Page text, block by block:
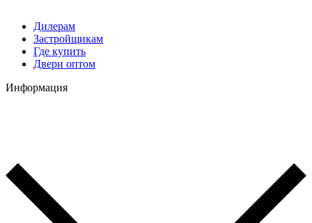
Дилерам
Застройщикам
Где купить
Двери оптом
Информация